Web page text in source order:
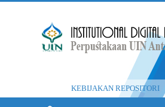
KEBIJAKAN REPOSITORI